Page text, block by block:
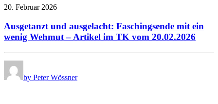
20. Februar 2026
Ausgetanzt und ausgelacht: Faschingsende mit ein
wenig Wehmut – Artikel im TK vom 20.02.2026
by Peter Wössner